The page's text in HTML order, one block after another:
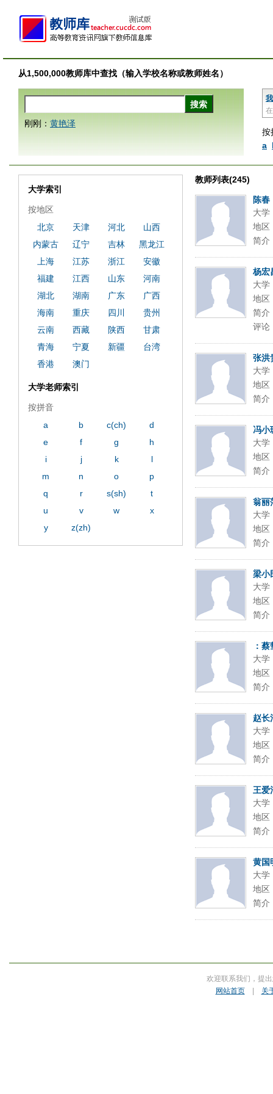
从1,500,000教师库中查找（输入学校名称或教师姓名）
按
a
刚刚： 黄艳泽
教师列表(245)
陈春
大学
地区
简介
杨宏
大学
地区
简介
评论
张洪
大学
地区
简介
冯小
大学
地区
简介
翁丽
大学
地区
简介
梁小
大学
地区
简介
：
大学
地区
简介
赵长
大学
地区
简介
王爱
大学
地区
简介
黄国
大学
地区
简介
大学索引
按地区
北京
天津 河北
山西
内蒙古
辽宁 吉林
黑龙江
上海
江苏 浙江
安徽
福建
江西 山东
河南
湖北
湖南 广东
广西
海南
重庆 四川
贵州
云南
西藏 陕西
甘肃
青海
宁夏 新疆
台湾
香港
澳门
大学老师索引
按拼音
a
b c(ch)
d
e
f g
h
i
j k
l
m
n o
p
q
r s(sh)
t
u
v w
x
y
z(zh)
欢迎联系我们，提
网站首页| 关